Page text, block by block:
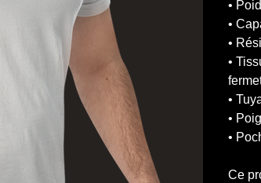
•
•
•
•
•
•
•
Ce